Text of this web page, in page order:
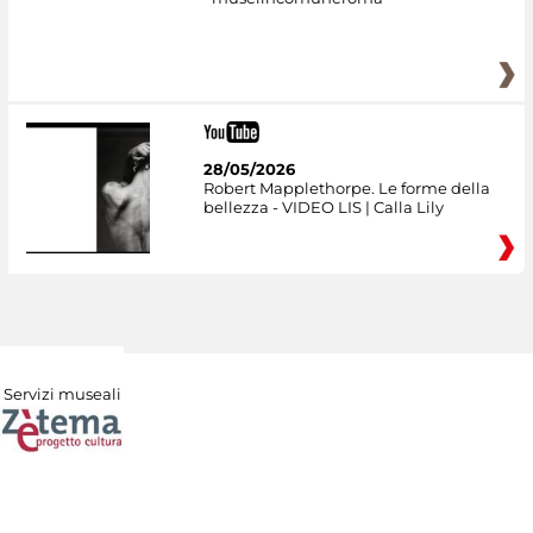
28/05/2026
Robert Mapplethorpe. Le forme della
bellezza - VIDEO LIS | Calla Lily
Servizi museali